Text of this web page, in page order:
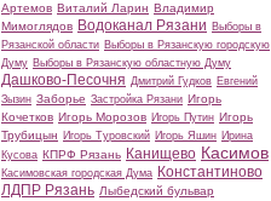
Артемов Виталий Ларин Владимир
Мимоглядов Водоканал Рязани Выборы в
Рязанской области Выборы в Рязанскую городскую
Думу Выборы в Рязанскую областную Думу
Дашково-Песочня Дмитрий Гудков Евгений
Зызин Заборье Застройка Рязани Игорь
Кочетков Игорь Морозов Игорь Путин Игорь
Трубицын Игорь Туровский Игорь Яшин Ирина
Кусова КПРФ Рязань Канищево Касимов
Касимовская городская Дума Константиново
ЛДПР Рязань Лыбедский бульвар